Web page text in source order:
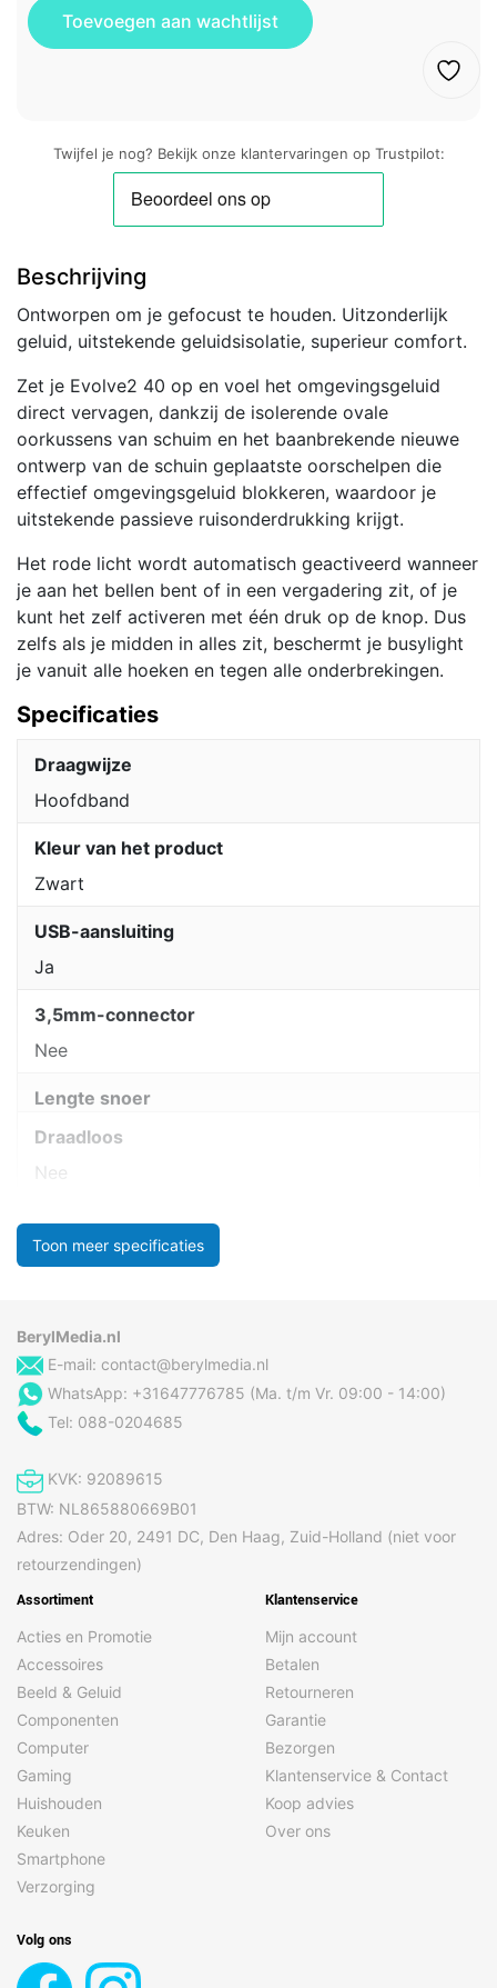
Twijfel je nog? Bekijk onze klantervaringen op Trustpilot:
Beschrijving
Ontworpen om je gefocust te houden. Uitzonderlijk
geluid, uitstekende geluidsisolatie, superieur comfort.
Zet je Evolve2 40 op en voel het omgevingsgeluid
direct vervagen, dankzij de isolerende ovale
oorkussens van schuim en het baanbrekende nieuwe
ontwerp van de schuin geplaatste oorschelpen die
effectief omgevingsgeluid blokkeren, waardoor je
uitstekende passieve ruisonderdrukking krijgt.
Het rode licht wordt automatisch geactiveerd wanneer
je aan het bellen bent of in een vergadering zit, of je
kunt het zelf activeren met één druk op de knop. Dus
zelfs als je midden in alles zit, beschermt je busylight
je vanuit alle hoeken en tegen alle onderbrekingen.
Specificaties
Draagwijze
Hoofdband
Kleur van het product
Zwart
USB-aansluiting
Ja
3,5mm-connector
Nee
Lengte snoer
Draadloos
Nee
Toon meer specificaties
BerylMedia.nl
E-mail: contact@berylmedia.nl
WhatsApp: +31647776785 (Ma. t/m Vr. 09:00 - 14:00)
Tel: 088-0204685
KVK: 92089615
BTW: NL865880669B01
Adres: Oder 20, 2491 DC, Den Haag, Zuid-Holland (niet voor
retourzendingen)
Assortiment
Acties en Promotie
Accessoires
Beeld & Geluid
Componenten
Computer
Gaming
Huishouden
Keuken
Smartphone
Verzorging
Klantenservice
Mijn account
Betalen
Retourneren
Garantie
Bezorgen
Klantenservice & Contact
Koop advies
Over ons
Volg ons